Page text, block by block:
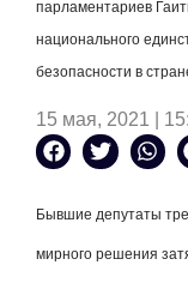
парламентариев
национального
безопасности в
15 мая, 2021 |
Бывшие депутаты
мирного решения